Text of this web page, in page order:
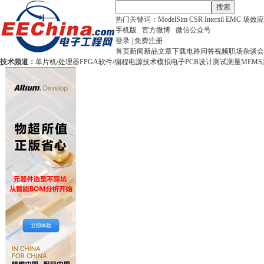
搜索
热门关键词： ModelSim CSR Intersil EMC 场效
手机版
官方微博
微信公众号
登录 免费注册
首页新闻新品文章下载电路问答视频职场杂谈
技术频道： 单片机/处理器FPGA软件/编程电源技术模拟电子PCB设计测试测量MEMS